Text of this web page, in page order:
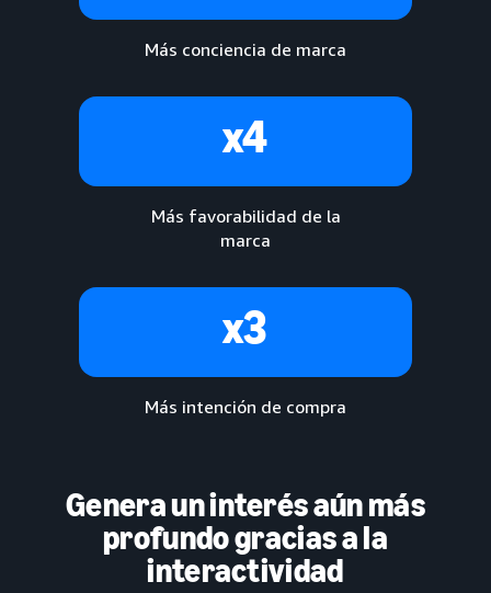
Más conciencia de marca
x4
Más favorabilidad de la
marca
x3
Más intención de compra
Genera un interés aún más
profundo gracias a la
interactividad